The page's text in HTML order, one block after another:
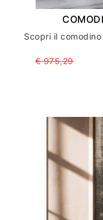
€ 975,29